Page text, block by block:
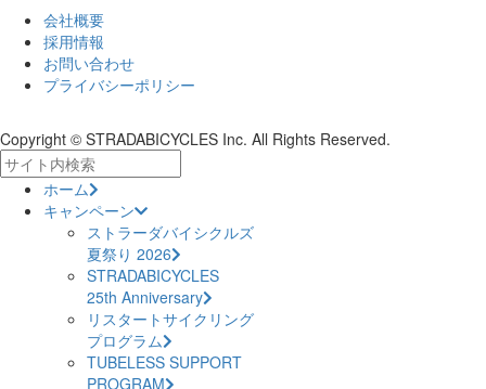
会社概要
採用情報
お問い合わせ
プライバシーポリシー
Copyright © STRADABICYCLES Inc. All Rights Reserved.
ホーム
キャンペーン
ストラーダバイシクルズ
夏祭り 2026
STRADABICYCLES
25th Anniversary
リスタートサイクリング
プログラム
TUBELESS SUPPORT
PROGRAM